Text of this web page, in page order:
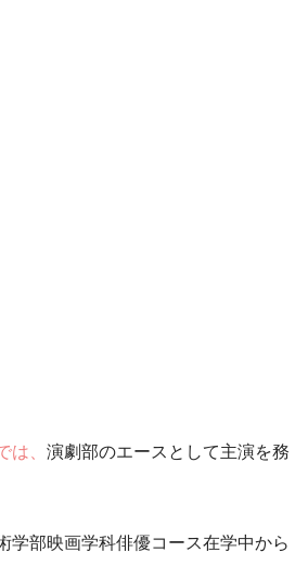
は、 演劇部のエースとして主演を務
学部映画学科俳優コース在学中から